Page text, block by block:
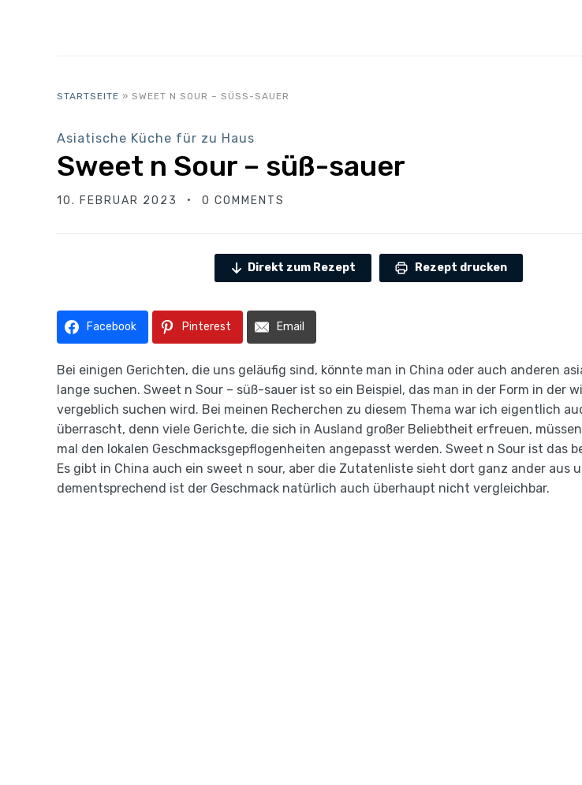
STARTSEITE » SWEET N SOUR – SÜSS-SAUER
Asiatische Küche für zu Haus
Sweet n Sour – süß-sauer
10. FEBRUAR 2023 0 COMMENTS
Direkt zum Rezept Rezept drucken
Facebook Pinterest Email
Bei einigen Gerichten, die uns geläufig sind, könnte man in China oder auch anderen
lange suchen. Sweet n Sour – süß-sauer ist so ein Beispiel, das man in der Form in der
vergeblich suchen wird. Bei meinen Recherchen zu diesem Thema war ich eigentlich
überrascht, denn viele Gerichte, die sich in Ausland großer Beliebtheit erfreuen,
mal den lokalen Geschmacksgepflogenheiten angepasst werden. Sweet n Sour ist das
Es gibt in China auch ein sweet n sour, aber die Zutatenliste sieht dort ganz ander aus
dementsprechend ist der Geschmack natürlich auch überhaupt nicht vergleichbar.